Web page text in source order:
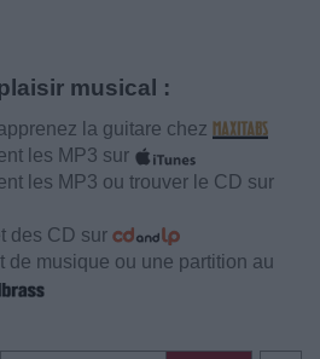
musical :
la guitare chez
les MP3 sur
les MP3 ou trouver le CD sur
des CD sur
de musique ou une partition au